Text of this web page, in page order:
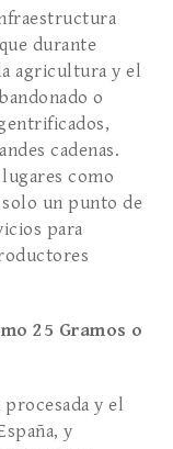
durante
agricultura y el
o
cadenas.
como
un punto de
para
25 Gramos o
y el
y